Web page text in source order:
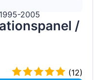
2005
/
(12)